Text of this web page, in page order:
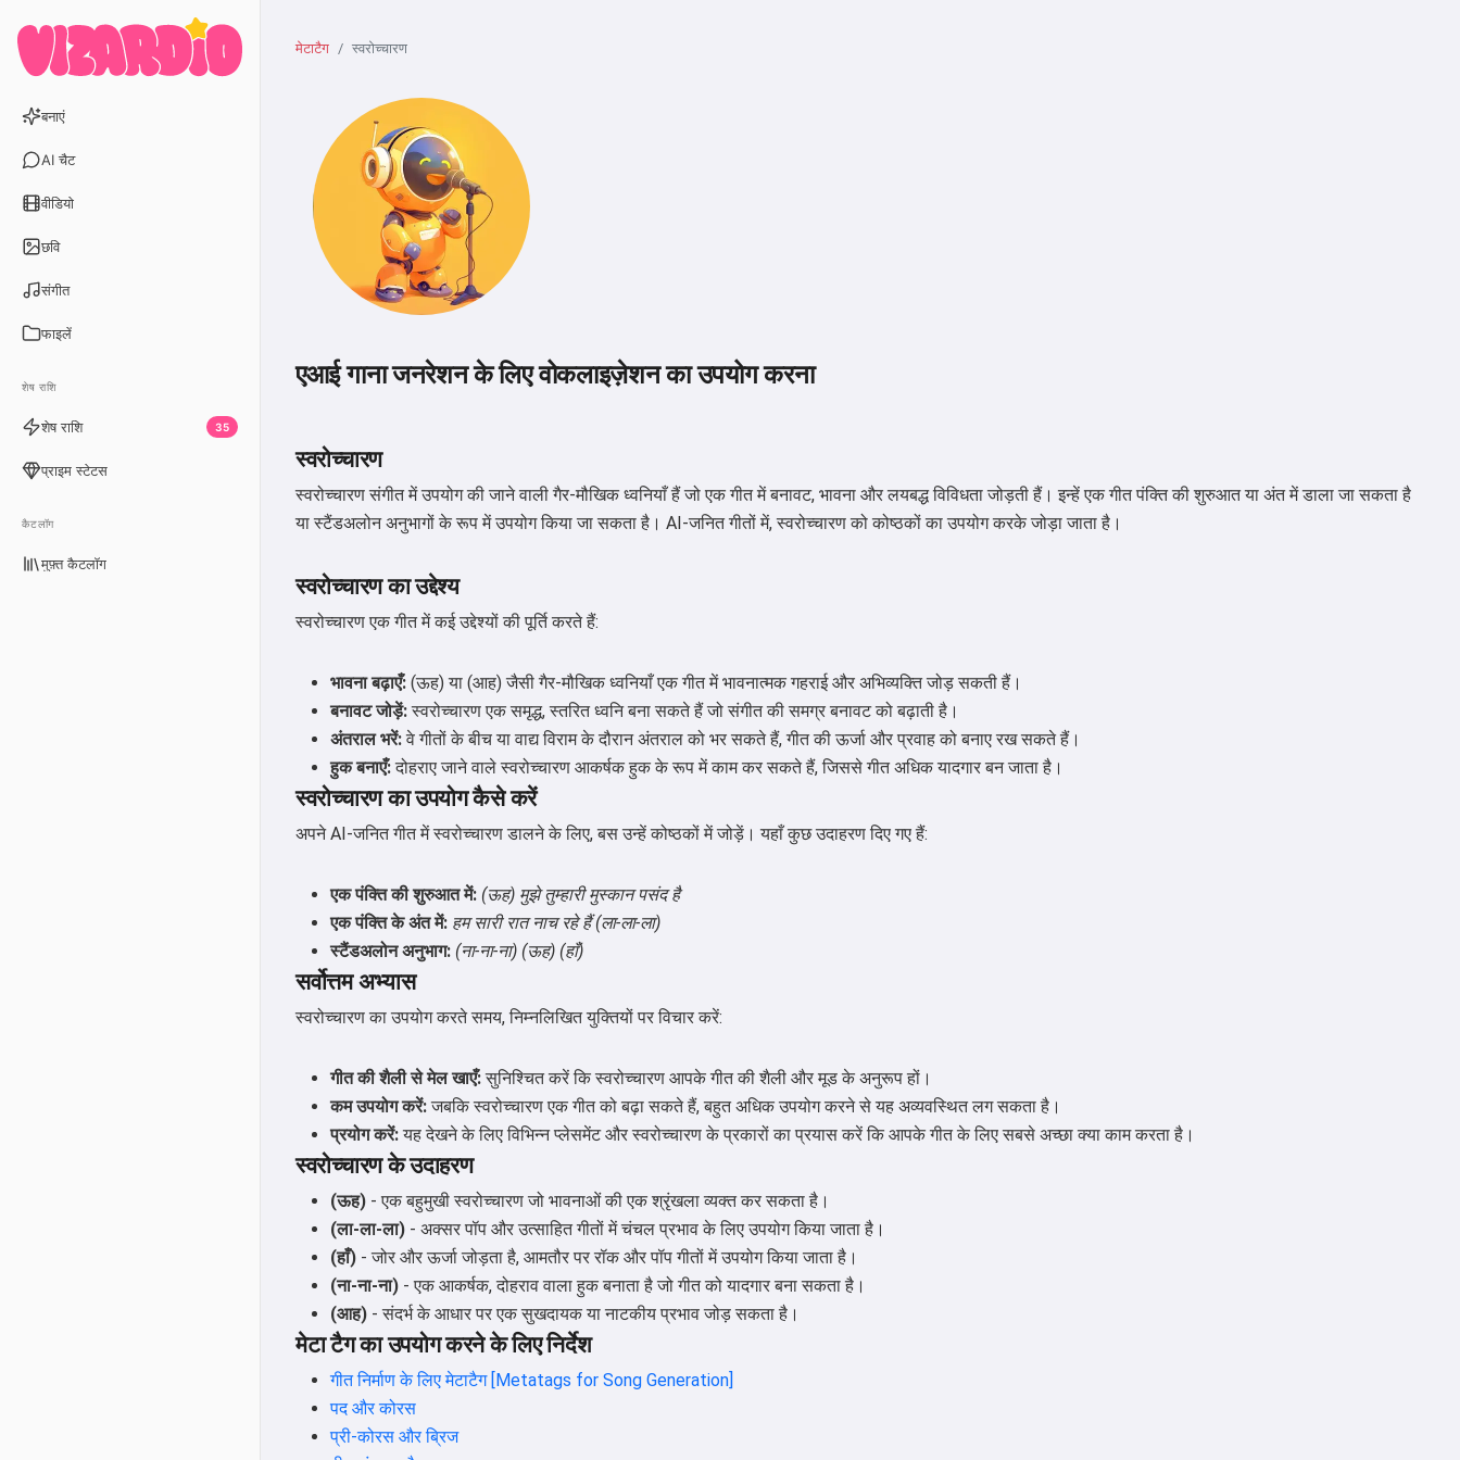
बनाएं
AI चैट
वीडियो
छवि
संगीत
फाइलें
शेष राशि
शेष राशि 35
प्राइम स्टेटस
कैटलॉग
मुफ़्त कैटलॉग
मेटाटैग स्वरोच्चारण
एआई गाना जनरेशन के लिए वोकलाइज़ेशन का उपयोग करना
स्वरोच्चारण
स्वरोच्चारण संगीत में उपयोग की जाने वाली गैर-मौखिक ध्वनियाँ हैं जो एक गीत में बनावट, भावना और लयबद्ध विविधता जोड़ती हैं। इन्हें एक गीत पंक्ति की शुरुआत या अंत में डाला जा सकता है
या स्टैंडअलोन अनुभागों के रूप में उपयोग किया जा सकता है। AI-जनित गीतों में, स्वरोच्चारण को कोष्ठकों का उपयोग करके जोड़ा जाता है।
स्वरोच्चारण का उद्देश्य
स्वरोच्चारण एक गीत में कई उद्देश्यों की पूर्ति करते हैं:
भावना बढ़ाएँ: (ऊह) या (आह) जैसी गैर-मौखिक ध्वनियाँ एक गीत में भावनात्मक गहराई और अभिव्यक्ति जोड़ सकती हैं।
बनावट जोड़ें:स्वरोच्चारण एक समृद्ध, स्तरित ध्वनि बना सकते हैं जो संगीत की समग्र बनावट को बढ़ाती है।
अंतराल भरें:वे गीतों के बीच या वाद्य विराम के दौरान अंतराल को भर सकते हैं, गीत की ऊर्जा और प्रवाह को बनाए रख सकते हैं।
हुक बनाएँ:दोहराए जाने वाले स्वरोच्चारण आकर्षक हुक के रूप में काम कर सकते हैं, जिससे गीत अधिक यादगार बन जाता है।
स्वरोच्चारण का उपयोग कैसे करें
अपने AI-जनित गीत में स्वरोच्चारण डालने के लिए, बस उन्हें कोष्ठकों में जोड़ें। यहाँ कुछ उदाहरण दिए गए हैं:
एक पंक्ति की शुरुआत में: (ऊह) मुझे तुम्हारी मुस्कान पसंद है
एक पंक्ति के अंत में: हम सारी रात नाच रहे हैं (ला-ला-ला)
स्टैंडअलोन अनुभाग: (ना-ना-ना) (ऊह) (हाँ)
सर्वोत्तम अभ्यास
स्वरोच्चारण का उपयोग करते समय, निम्नलिखित युक्तियों पर विचार करें:
गीत की शैली से मेल खाएँ:सुनिश्चित करें कि स्वरोच्चारण आपके गीत की शैली और मूड के अनुरूप हों।
कम उपयोग करें:जबकि स्वरोच्चारण एक गीत को बढ़ा सकते हैं, बहुत अधिक उपयोग करने से यह अव्यवस्थित लग सकता है।
प्रयोग करें:यह देखने के लिए विभिन्न प्लेसमेंट और स्वरोच्चारण के प्रकारों का प्रयास करें कि आपके गीत के लिए सबसे अच्छा क्या काम करता है।
स्वरोच्चारण के उदाहरण
(ऊह) - एक बहुमुखी स्वरोच्चारण जो भावनाओं की एक श्रृंखला व्यक्त कर सकता है।
(ला-ला-ला) - अक्सर पॉप और उत्साहित गीतों में चंचल प्रभाव के लिए उपयोग किया जाता है।
(हाँ) - जोर और ऊर्जा जोड़ता है, आमतौर पर रॉक और पॉप गीतों में उपयोग किया जाता है।
(ना-ना-ना) - एक आकर्षक, दोहराव वाला हुक बनाता है जो गीत को यादगार बना सकता है।
(आह) - संदर्भ के आधार पर एक सुखदायक या नाटकीय प्रभाव जोड़ सकता है।
मेटा टैग का उपयोग करने के लिए निर्देश
गीत निर्माण के लिए मेटाटैग [Metatags for Song Generation]
पद और कोरस
प्री-कोरस और ब्रिज
मैं गाने बना सकता हूँ, कविताएँ और शुभकामनाएँ
मैं स्वीकार करता हूँ: सेवा की शर्तें
गोपनीयता नीति,